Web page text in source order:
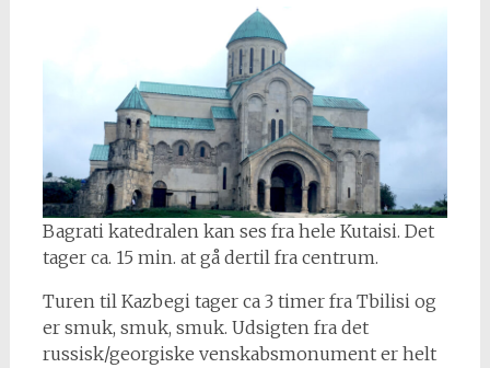
Bagrati katedralen kan ses fra hele Kutaisi. Det
tager ca. 15 min. at gå dertil fra centrum.
Turen til Kazbegi tager ca 3 timer fra Tbilisi og
er smuk, smuk, smuk. Udsigten fra det
russisk/georgiske venskabsmonument er helt